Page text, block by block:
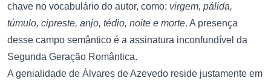
chave no vocabulário do autor, como: virgem, pálida,
túmulo, cipreste, anjo, tédio, noite e morte. A presença
desse campo semântico é a assinatura inconfundível da
Segunda Geração Romântica.
A genialidade de Álvares de Azevedo reside justamente em